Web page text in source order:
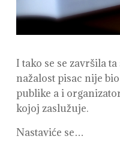
I tako se se završila
nažalost pisac nije
publike a i
kojoj zaslužuje.
Nastaviće se…